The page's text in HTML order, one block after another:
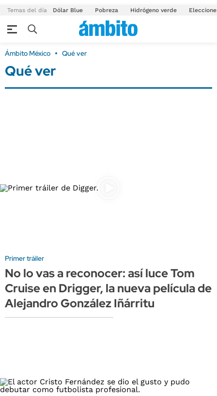
Temas del día Dólar Blue Pobreza Hidrógeno verde
Ámbito México Qué ver
Qué ver
Primer tráiler
No lo vas a reconocer: así luce Tom
Cruise en Drigger, la nueva película de
Alejandro González Iñárritu